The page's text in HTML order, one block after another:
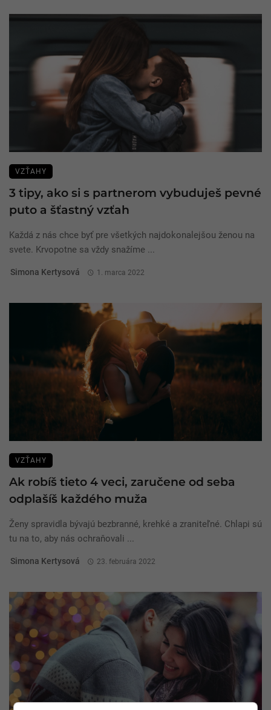
VZŤAHY
3 tipy, ako si s partnerom vybuduješ pevné
puto a šťastný vzťah
Každá z nás chce byť pre všetkých najdokonalejšou ženou na
svete. Krvopotne sa vždy snažíme ...
Simona Kertysová 1. marca 2022
VZŤAHY
Ak robíš tieto 4 veci, zaručene od seba
odplašíš každého muža
Ženy spravidla bývajú bezbranné, krehké a zraniteľné. Chlapi sú
tu na to, aby nás ochraňovali ...
Simona Kertysová 23. februára 2022